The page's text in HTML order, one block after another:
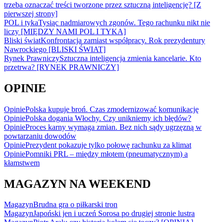
trzeba oznaczać treści tworzone przez sztuczną inteligencję? [Z
pierwszej strony]
POL i tykaTysiąc nadmiarowych zgonów. Tego rachunku nikt nie
liczy [MIĘDZY NAMI POL I TYKA]
Bliski światKonfrontacja zamiast współpracy. Rok prezydentury
Nawrockiego [BLISKI ŚWIAT]
Rynek PrawniczySztuczna inteligencja zmienia kancelarie. Kto
przetrwa? [RYNEK PRAWNICZY]
OPINIE
OpiniePolska kupuje broń. Czas zmodernizować komunikację
OpiniePolska dogania Włochy. Czy unikniemy ich błędów?
OpinieProces karny wymaga zmian. Bez nich sądy ugrzęzną w
powtarzaniu dowodów
OpiniePrezydent pokazuje tylko połowę rachunku za klimat
OpiniePomniki PRL – między młotem (pneumatycznym) a
kłamstwem
MAGAZYN NA WEEKEND
MagazynBrudna gra o piłkarski tron
MagazynJapoński jen i uczeń Sorosa po drugiej stronie lustra